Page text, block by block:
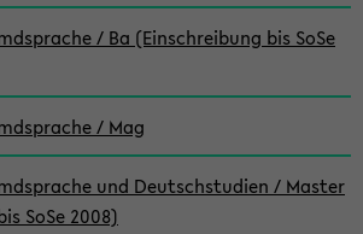
/ Ba (Einschreibung bis SoSe
/ Mag
und Deutschstudien / Master
SoSe 2008)